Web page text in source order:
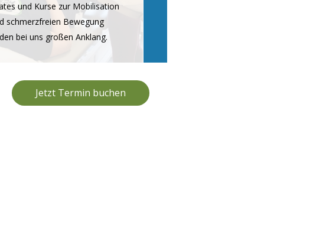
und Kurse zur Mobilisation
schmerzfreien Bewegung
bei uns großen Anklang.
Jetzt Termin buchen